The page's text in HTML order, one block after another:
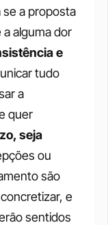
se a proposta
alguma dor
e
tudo
a
quer
seja
ou
são
e
sentidos